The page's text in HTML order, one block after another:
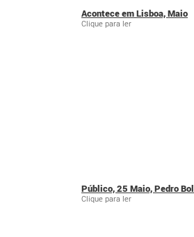
Acontece em Lisboa, Maio
Clique para ler
Público, 25 Maio, Pedro
Clique para ler